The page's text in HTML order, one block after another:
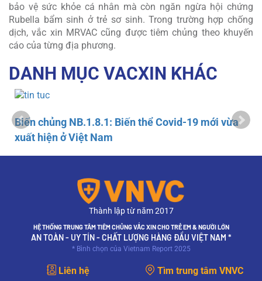
bảo vệ sức khỏe cá nhân mà còn ngăn ngừa hội chứng
Rubella bẩm sinh ở trẻ sơ sinh. Trong trường hợp chống
dịch, vắc xin MRVAC cũng được tiêm chủng theo khuyến
cáo của từng địa phương.
DANH MỤC VACXIN KHÁC
Biến chủng NB.1.8.1: Biến thể Covid-19 mới vừa
xuất hiện ở Việt Nam
Thành lập từ năm 2017
HỆ THỐNG TRUNG TÂM TIÊM CHỦNG VẮC XIN CHO TRẺ EM & NGƯỜI LỚN
AN TOÀN - UY TÍN - CHẤT LƯỢNG HÀNG ĐẦU VIỆT NAM *
* Bình chọn của Vietnam Report 2025
Liên hệ
Tìm trung tâm VNVC